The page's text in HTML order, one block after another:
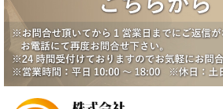
2025/6/17
一番町シティハウス成約になりました。
2025/6/2
賃貸物件公開しました。
2025/5/19
2025/5/19